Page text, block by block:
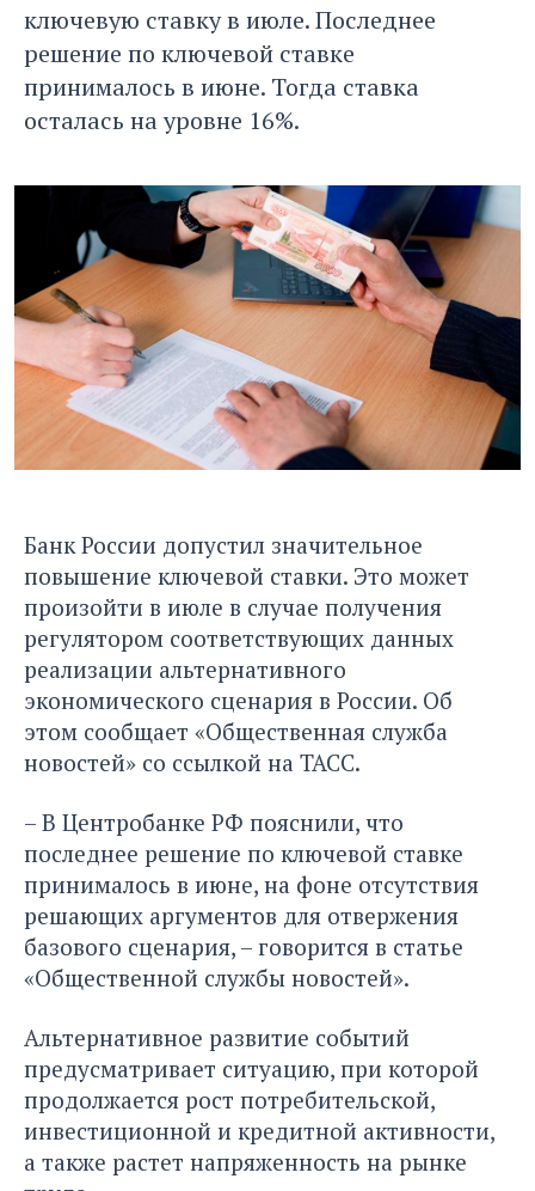
ключевую ставку в июле. Последнее
решение по ключевой ставке
принималось в июне. Тогда ставка
осталась на уровне 16%.
Банк России допустил значительное
повышение ключевой ставки. Это может
произойти в июле в случае получения
регулятором соответствующих данных
реализации альтернативного
экономического сценария в России. Об
этом сообщает «Общественная служба
новостей» со ссылкой на ТАСС.
– В Центробанке РФ пояснили, что
последнее решение по ключевой ставке
принималось в июне, на фоне отсутствия
решающих аргументов для отвержения
базового сценария, – говорится в статье
«Общественной службы новостей».
Альтернативное развитие событий
предусматривает ситуацию, при которой
продолжается рост потребительской,
инвестиционной и кредитной активности,
а также растет напряженность на рынке